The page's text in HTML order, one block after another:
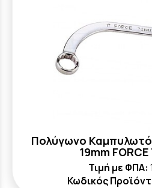
Πολύγωνο Καμπυλωτό
19mm FORCE
Τιμή με ΦΠΑ:
Κωδικός